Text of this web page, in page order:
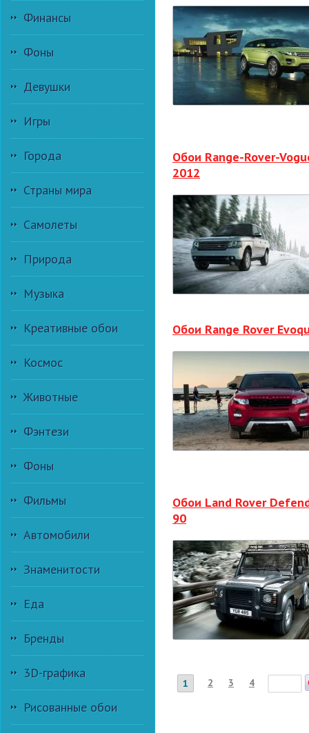
Финансы
Фоны
Девушки
Игры
Города
Страны мира
Самолеты
Природа
Музыка
Креативные обои
Космос
Животные
Фэнтези
Фоны
Фильмы
Автомобили
Знаменитости
Еда
Бренды
3D-графика
Рисованные обои
Обои Range-Rover-
2012
Обои Range Rover
Обои Land Rover
90
1 2 3 4